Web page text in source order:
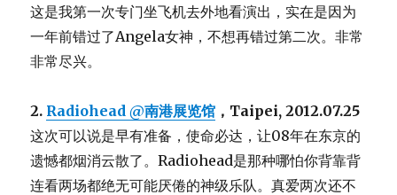
这是我第一次专门坐飞机去外地看演出，实在是因为
一年前错过了Angela女神，不想再错过第二次。非常
非常尽兴。
2. Radiohead @南港展览馆 ，Taipei, 2012.07.25
这次可以说是早有准备，使命必达，让08年在东京的
遗憾都烟消云散了。Radiohead是那种哪怕你背靠背
连看两场都绝无可能厌倦的神级乐队。真爱两次还不